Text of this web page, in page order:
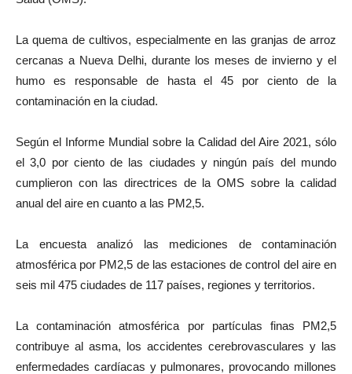
La quema de cultivos, especialmente en las granjas de arroz
cercanas a Nueva Delhi, durante los meses de invierno y el
humo es responsable de hasta el 45 por ciento de la
contaminación en la ciudad.
Según el Informe Mundial sobre la Calidad del Aire 2021, sólo
el 3,0 por ciento de las ciudades y ningún país del mundo
cumplieron con las directrices de la OMS sobre la calidad
anual del aire en cuanto a las PM2,5.
La encuesta analizó las mediciones de contaminación
atmosférica por PM2,5 de las estaciones de control del aire en
seis mil 475 ciudades de 117 países, regiones y territorios.
La contaminación atmosférica por partículas finas PM2,5
contribuye al asma, los accidentes cerebrovasculares y las
enfermedades cardíacas y pulmonares, provocando millones